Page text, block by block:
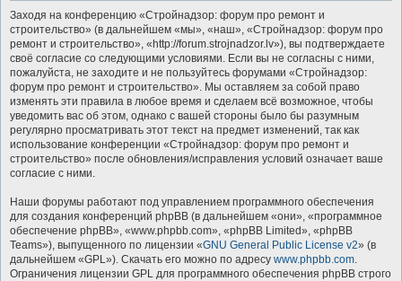
Заходя на конференцию «Стройнадзор: форум про ремонт и
строительство» (в дальнейшем «мы», «наш», «Стройнадзор: форум про
ремонт и строительство», «http://forum.strojnadzor.lv»), вы подтверждаете
своё согласие со следующими условиями. Если вы не согласны с ними,
пожалуйста, не заходите и не пользуйтесь форумами «Стройнадзор:
форум про ремонт и строительство». Мы оставляем за собой право
изменять эти правила в любое время и сделаем всё возможное, чтобы
уведомить вас об этом, однако с вашей стороны было бы разумным
регулярно просматривать этот текст на предмет изменений, так как
использование конференции «Стройнадзор: форум про ремонт и
строительство» после обновления/исправления условий означает ваше
согласие с ними.
Наши форумы работают под управлением программного обеспечения
для создания конференций phpBB (в дальнейшем «они», «программное
обеспечение phpBB», «www.phpbb.com», «phpBB Limited», «phpBB
Teams»), выпущенного по лицензии «GNU General Public License v2» (в
дальнейшем «GPL»). Скачать его можно по адресу www.phpbb.com.
Ограничения лицензии GPL для программного обеспечения phpBB строго